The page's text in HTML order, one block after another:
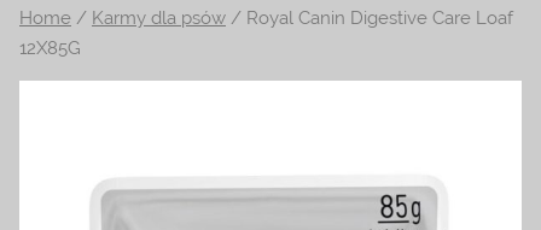
na
temat
terrarystyki
Home / Karmy dla psów / Royal Canin Digestive Care Loaf
12X85G